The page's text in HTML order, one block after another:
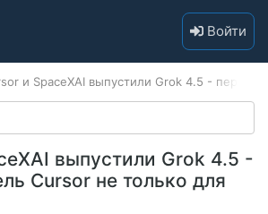
Войти
и SpaceXAI выпустили Grok 4.5 - первую
выпустили Grok 4.5 -
Cursor не только для